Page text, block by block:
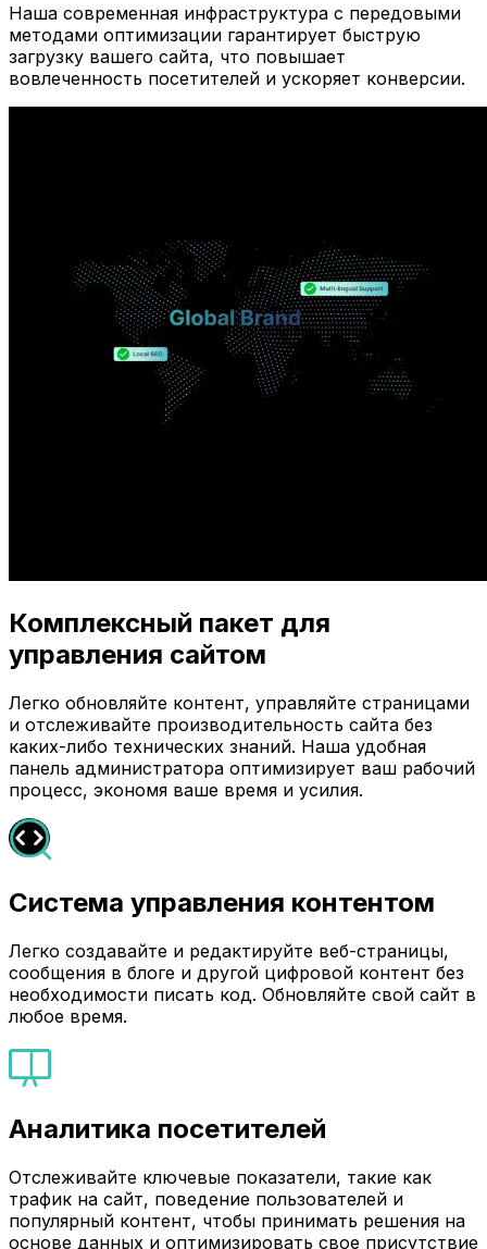
Наша современная инфраструктура с передовыми
методами оптимизации гарантирует быструю
загрузку вашего сайта, что повышает
вовлеченность посетителей и ускоряет конверсии.
Комплексный пакет для
управления сайтом
Легко обновляйте контент, управляйте страницами
и отслеживайте производительность сайта без
каких-либо технических знаний. Наша удобная
панель администратора оптимизирует ваш рабочий
процесс, экономя ваше время и усилия.
Система управления контентом
Легко создавайте и редактируйте веб-страницы,
сообщения в блоге и другой цифровой контент без
необходимости писать код. Обновляйте свой сайт в
любое время.
Аналитика посетителей
Отслеживайте ключевые показатели, такие как
трафик на сайт, поведение пользователей и
популярный контент, чтобы принимать решения на
основе данных и оптимизировать свое присутствие